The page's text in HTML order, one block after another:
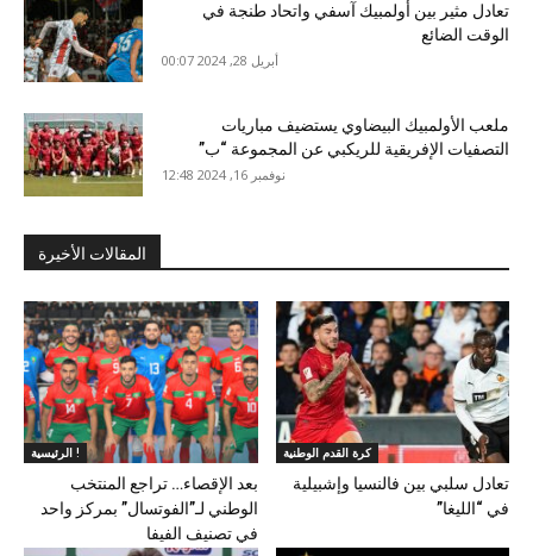
تعادل مثير بين أولمبيك آسفي واتحاد طنجة في
الوقت الضائع
أبريل 28, 2024 00:07
ملعب الأولمبيك البيضاوي يستضيف مباريات
التصفيات الإفريقية للريكبي عن المجموعة “ب”
نوفمبر 16, 2024 12:48
المقالات الأخيرة
الرئيسية !
بعد الإقصاء… تراجع المنتخب
الوطني لـ”الفوتسال” بمركز واحد
في تصنيف الفيفا
كرة القدم الوطنية
تعادل سلبي بين فالنسيا وإشبيلية
في “الليغا”